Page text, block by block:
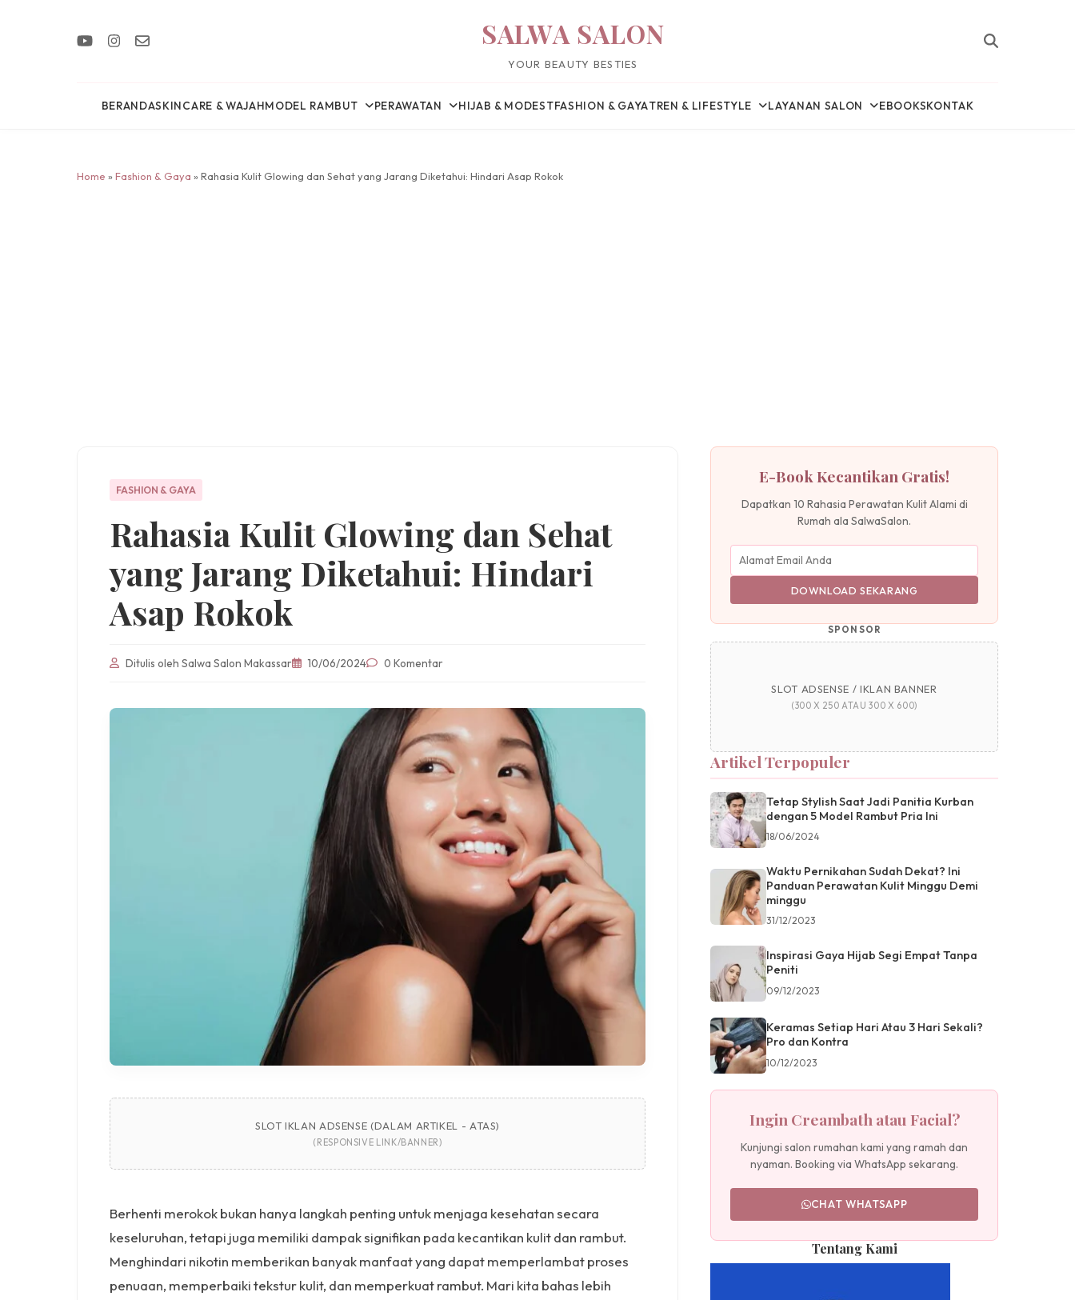
SALWA SALON
YOUR BEAUTY BESTIES
BERANDASKINCARE & WAJAHMODEL RAMBUT PERAWATAN HIJAB & MODESTFASHION & GAYATREN & LIFESTYLE LAYANAN SALON EBOOKSKONTAK
Home » Fashion & Gaya » Rahasia Kulit Glowing dan Sehat yang Jarang Diketahui: Hindari Asap Rokok
FASHION & GAYA
Rahasia Kulit Glowing dan Sehat
yang Jarang Diketahui: Hindari
Asap Rokok
Ditulis oleh Salwa Salon Makassar 10/06/2024 0 Komentar
SLOT IKLAN ADSENSE (DALAM ARTIKEL - ATAS)
(RESPONSIVE LINK/BANNER)
Berhenti merokok bukan hanya langkah penting untuk menjaga kesehatan secara
keseluruhan, tetapi juga memiliki dampak signifikan pada kecantikan kulit dan rambut.
Menghindari nikotin memberikan banyak manfaat yang dapat memperlambat proses
penuaan, memperbaiki tekstur kulit, dan memperkuat rambut. Mari kita bahas lebih
E-Book Kecantikan Gratis!
Dapatkan 10 Rahasia Perawatan Kulit Alami di
Rumah ala SalwaSalon.
DOWNLOAD SEKARANG
SPONSOR
SLOT ADSENSE / IKLAN BANNER
(300 X 250 ATAU 300 X 600)
Artikel Terpopuler
Tetap Stylish Saat Jadi Panitia Kurban
dengan 5 Model Rambut Pria Ini
18/06/2024
Waktu Pernikahan Sudah Dekat? Ini
Panduan Perawatan Kulit Minggu Demi
minggu
31/12/2023
Inspirasi Gaya Hijab Segi Empat Tanpa
Peniti
09/12/2023
Keramas Setiap Hari Atau 3 Hari Sekali?
Pro dan Kontra
10/12/2023
Ingin Creambath atau Facial?
Kunjungi salon rumahan kami yang ramah dan
nyaman. Booking via WhatsApp sekarang.
CHAT WHATSAPP
Tentang Kami